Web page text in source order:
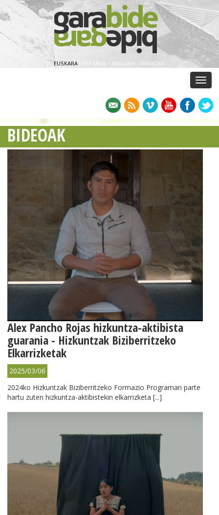
EUSKARA ESPAÑOL · ENGLISH · FRANÇAIS
BIDEOAK
Alex Pancho Rojas hizkuntza-aktibista
guarania - Hizkuntzak Biziberritzeko
Elkarrizketak
2025/03/06
2024ko Hizkuntzak Biziberritzeko Formazio Programan parte
hartu zuten hizkuntza-aktibistekin elkarrizketa [...]